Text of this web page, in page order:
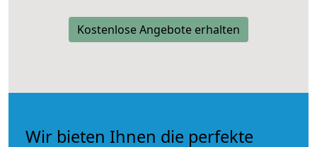
Kostenlose Angebote erhalten
Wir bieten Ihnen die perfekte